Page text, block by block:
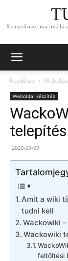
Kezdőlap
Weboldal készítés
2020-09-09
Amit a wiki
tudni kell
Wackowiki
Wackowiki
feltöltési